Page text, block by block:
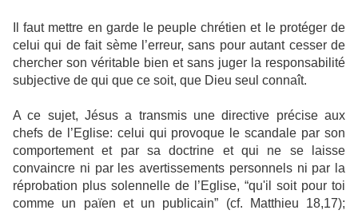
Il faut mettre en garde le peuple chrétien et le protéger de
celui qui de fait sème l’erreur, sans pour autant cesser de
chercher son véritable bien et sans juger la responsabilité
subjective de qui que ce soit, que Dieu seul connaît.
A ce sujet, Jésus a transmis une directive précise aux
chefs de l’Eglise: celui qui provoque le scandale par son
comportement et par sa doctrine et qui ne se laisse
convaincre ni par les avertissements personnels ni par la
réprobation plus solennelle de l’Eglise, “qu'il soit pour toi
comme un païen et un publicain” (cf. Matthieu 18,17);